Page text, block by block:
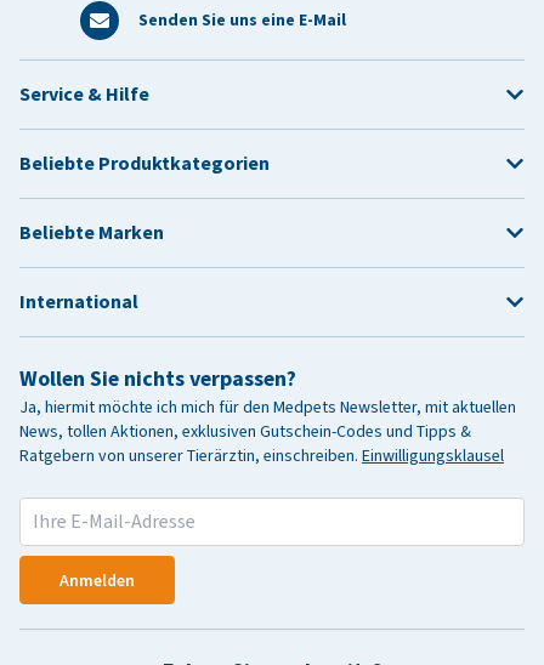
Senden Sie uns eine E-Mail
Wollen Sie nichts verpassen?
Ja, hiermit möchte ich mich für den Medpets Newsletter, mit aktuellen
News, tollen Aktionen, exklusiven Gutschein-Codes und Tipps &
Ratgebern von unserer Tierärztin, einschreiben. Einwilligungsklausel
Anmelden
Service & Hilfe
Beliebte Produktkategorien
Beliebte Marken
International